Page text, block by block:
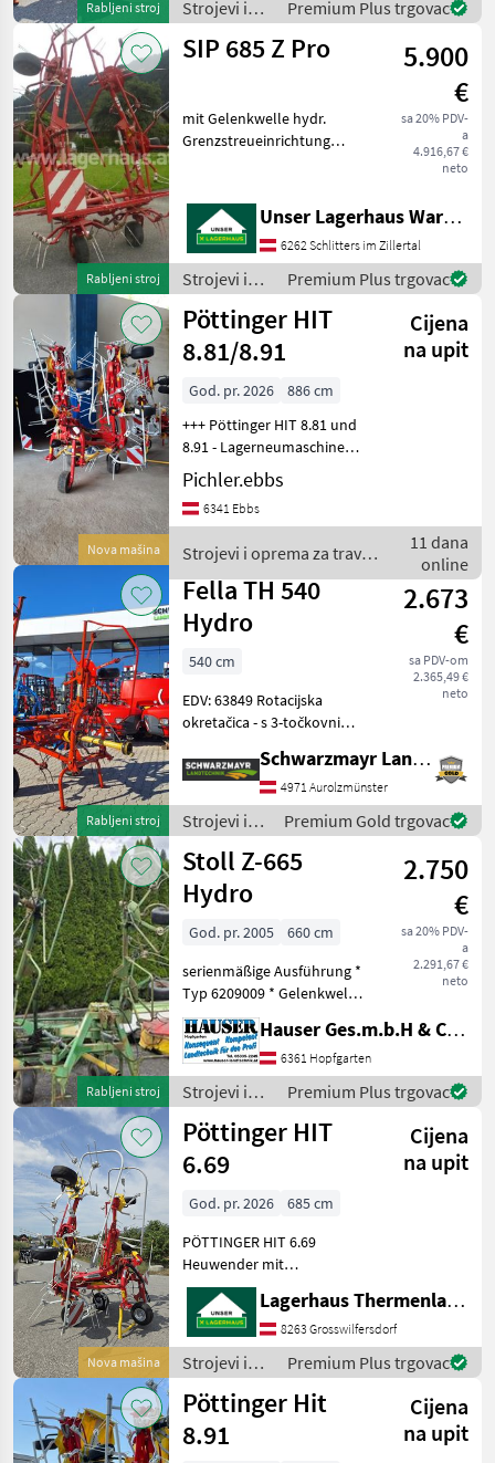
Rabljeni stroj
Rotacioni
Strojevi i
oprema za
travu i
Premium Plus trgovac
Rabljeni stroj
SIP 685 Z Pro
5.900
€
sa 20% PDV-
a
4.916,67 €
neto
mit Gelenkwelle hydr.
Grenzstreueinrichtung
telefonisch, ob die von
Ihnen angefragte
Gebrauchtmaschine aktuell
bei uns
Unser Lagerhaus Warenhandelsges.m.b.H.
6262 Schlitters im Zillertal
Strojevi i
oprema za
travu i
baliranje /
SIP
Premium Plus trgovac
Nova mašina
Pöttinger HIT
8.81/8.91
Cijena
na upit
God. pr. 2026
886 cm
+++ Pöttinger HIT 8.81 und
8.91 - Lagerneumaschinen! -
sofort verfügbar +++ +
Hydroflift + Tastrad +
Hydraulische
Beleuchtung Nošeni saku
Pichler.ebbs
6341 Ebbs
Strojevi i oprema za travu i
baliranje / Pöttinger
11 dana
online
Rabljeni stroj
Fella TH 540
Hydro
2.673
€
sa PDV-om
2.365,49 €
neto
540 cm
EDV: 63849 Rotacijska
okretačica - s 3-točkovnim
okvirom - radna širina 540
cm - s 4 rotora, svaki sa 6
dvostrukih zubaca - s
hidrauličkim
Schwarzmayr Landtechnik GmbH - Aurolzmünster
4971 Aurolzmünster
Strojevi i
oprema za
travu i
baliranje /
Fella
Premium Gold trgovac
Rabljeni stroj
Stoll Z-665
Hydro
2.750
€
sa 20% PDV-
a
2.291,67 €
neto
God. pr. 2005
660 cm
serienmäßige Ausführung *
Typ 6209009 * Gelenkwelle
* Oberlenkerbolzen *
Gewicht 730 kg *
mechanische
Grenzstreueinrichtung - ist
fest * Baujahr 2005 * Teilw
Hauser Ges.m.b.H & Co.KG
6361 Hopfgarten
Strojevi i
oprema za
travu i
baliranje /
Stoll
Premium Plus trgovac
Nova mašina
Pöttinger HIT
6.69
Cijena
na upit
God. pr. 2026
685 cm
PÖTTINGER HIT 6.69
Heuwender mit
hydraulischer
Grenzstreueinrichtung Das
Lagerhaus Thermenland
bietet einen PÖTTINGER
HIT 6.69 Heuwender zum
Verkauf an. Aussta
Lagerhaus Thermenland
8263 Grosswilfersdorf
Strojevi i
oprema za
travu i
baliranje /
Pöttinger
Premium Plus trgovac
Pöttinger Hit
8.91
Cijena
na upit